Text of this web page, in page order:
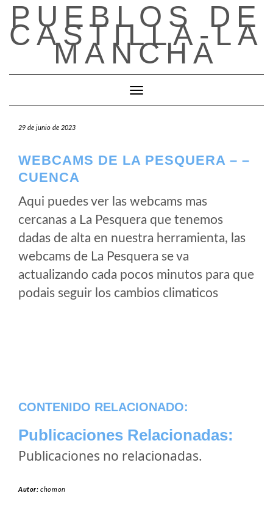
Saltar
contenido
PUEBLOS DE
CASTILLA-LA
MANCHA
Cambiar modo de navegación
29 de junio de 2023
WEBCAMS DE LA PESQUERA – –
CUENCA
Aqui puedes ver las webcams mas
cercanas a La Pesquera que tenemos
dadas de alta en nuestra herramienta, las
webcams de La Pesquera se va
actualizando cada pocos minutos para que
podais seguir los cambios climaticos
CONTENIDO RELACIONADO:
Publicaciones Relacionadas:
Publicaciones no relacionadas.
Autor:chomon